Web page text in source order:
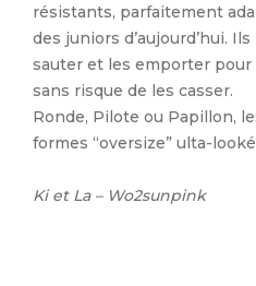
résistants, parfaitement
des juniors d’aujourd’hui.
sauter et les emporter
sans risque de les casser.
Ronde, Pilote ou Papillon,
formes “oversize” ulta-
Ki et La – Wo2sunpink